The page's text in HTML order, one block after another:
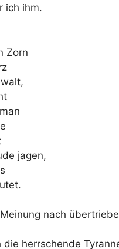
ich ihm.
Zorn
jagen,
nach
herrschende